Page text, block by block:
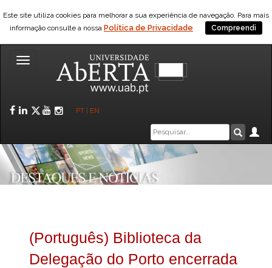
Este site utiliza cookies para melhorar a sua experiência de navegação. Para mais
informação consulte a nossa Política de Privacidade Compreendi
Toggle
Facebook
LinkedIn
Twitter
YouTube
Instagram
PT EN
Caixa
de
pesquisa
(Português) Biblioteca da
Delegação do Porto encerrada